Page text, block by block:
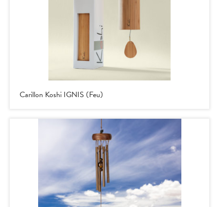
Carillon Koshi IGNIS (Feu)